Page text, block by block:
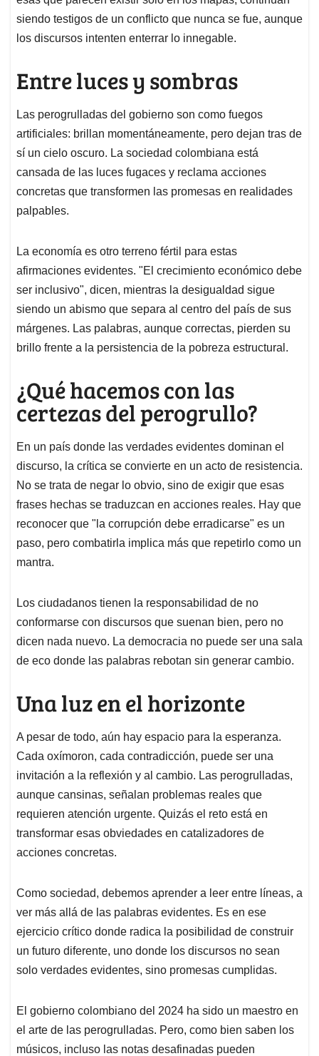
siendo testigos de un conflicto que nunca se fue, aunque
los discursos intenten enterrar lo innegable.
Entre luces y sombras
Las perogrulladas del gobierno son como fuegos
artificiales: brillan momentáneamente, pero dejan tras de
sí un cielo oscuro. La sociedad colombiana está
cansada de las luces fugaces y reclama acciones
concretas que transformen las promesas en realidades
palpables.
La economía es otro terreno fértil para estas
afirmaciones evidentes. "El crecimiento económico debe
ser inclusivo", dicen, mientras la desigualdad sigue
siendo un abismo que separa al centro del país de sus
márgenes. Las palabras, aunque correctas, pierden su
brillo frente a la persistencia de la pobreza estructural.
¿Qué hacemos con las
certezas del perogrullo?
En un país donde las verdades evidentes dominan el
discurso, la crítica se convierte en un acto de resistencia.
No se trata de negar lo obvio, sino de exigir que esas
frases hechas se traduzcan en acciones reales. Hay que
reconocer que "la corrupción debe erradicarse" es un
paso, pero combatirla implica más que repetirlo como un
mantra.
Los ciudadanos tienen la responsabilidad de no
conformarse con discursos que suenan bien, pero no
dicen nada nuevo. La democracia no puede ser una sala
de eco donde las palabras rebotan sin generar cambio.
Una luz en el horizonte
A pesar de todo, aún hay espacio para la esperanza.
Cada oxímoron, cada contradicción, puede ser una
invitación a la reflexión y al cambio. Las perogrulladas,
aunque cansinas, señalan problemas reales que
requieren atención urgente. Quizás el reto está en
transformar esas obviedades en catalizadores de
acciones concretas.
Como sociedad, debemos aprender a leer entre líneas, a
ver más allá de las palabras evidentes. Es en ese
ejercicio crítico donde radica la posibilidad de construir
un futuro diferente, uno donde los discursos no sean
solo verdades evidentes, sino promesas cumplidas.
El gobierno colombiano del 2024 ha sido un maestro en
el arte de las perogrulladas. Pero, como bien saben los
músicos, incluso las notas desafinadas pueden